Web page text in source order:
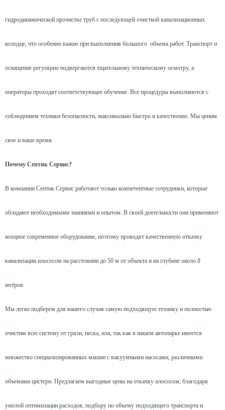
гидродинамической прочистке труб с последующей очисткой канализационных
колодце, что особенно важно при выполнения большого объема работ. Транспорт и
оснащение регулярно подвергаются тщательному техническому осмотру, а
операторы проходят соответствующее обучение. Все процедуры выполняются с
соблюдением техники безопасности, максимально быстро и качественно. Мы ценим
свое и ваше время.
Почему Септик Сервис?
В компании Септик Сервис работают только компетентные сотрудники, которые
обладают необходимыми знаниями и опытом. В своей деятельности они применяют
мощное современное оборудование, поэтому проводят качественную откачку
канализации илососом на расстоянии до 50 м от объекта и на глубине около 8
метров.
Мы легко подберем для вашего случая самую подходящую технику и полностью
очистим всю систему от грязи, песка, ила, так как в нашем автопарке имеется
множество специализированных машин с вакуумными насосами, различными
объемами цистерн. Предлагаем выгодные цены на откачку илососом, благодаря
умелой оптимизации расходов, подбору по объему подходящего транспорта и